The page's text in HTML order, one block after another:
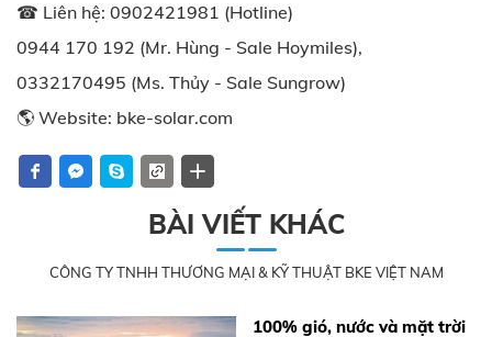
☎ Liên hệ: 0902421981 (Hotline)
0944 170 192 (Mr. Hùng - Sale Hoymiles),
0332170495 (Ms. Thủy - Sale Sungrow)
🌎 Website: bke-solar.com
BÀI VIẾT KHÁC
CÔNG TY TNHH THƯƠNG MẠI & KỸ THUẬT BKE VIỆT NAM
100% gió, nước và mặt trời